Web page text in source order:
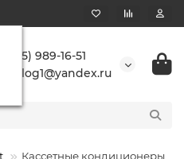
(495) 989-16-51
Кассетные кондиционеры